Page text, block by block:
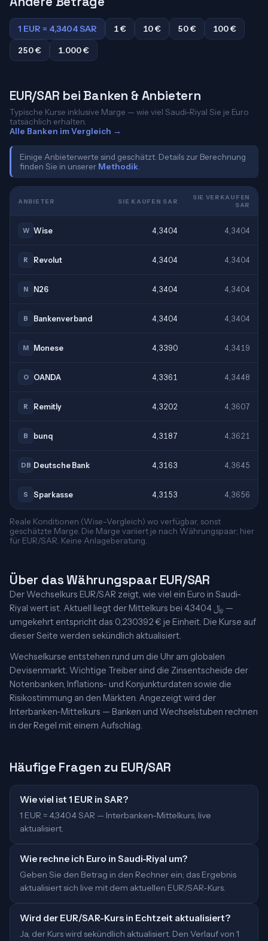
1 EUR = 4,3404 SAR 1 € 10 € 50 €
100 €
250 €
1.000 €
EUR/SAR bei Banken & Anbietern
Typische Kurse inklusive Marge — wie viel Saudi-Riyal Sie je Euro
tatsächlich erhalten.
Alle Banken im Vergleich →
Einige Anbieterwerte sind geschätzt. Details zur Berechnung
finden Sie in unserer Methodik
ANBIETER SIE KAUFEN SAR
SIE VERKAUFEN
SAR
W Wise 4,3404 4,3404
R Revolut 4,3404 4,3404
N N26 4,3404 4,3404
B Bankenverband 4,3404 4,3404
M Monese 4,3390 4,3419
O OANDA 4,3361 4,3448
R Remitly 4,3202 4,3607
B bunq 4,3187 4,3621
DB Deutsche Bank 4,3163 4,3645
S Sparkasse 4,3153 4,3656
Reale Konditionen (Wise-Vergleich) wo verfügbar, sonst
geschätzte Marge. Die Marge variiert je nach Währungspaar; hier
für EUR/SAR. Keine Anlageberatung.
Über das Währungspaar EUR/SAR
Der Wechselkurs EUR/SAR zeigt, wie viel ein Euro in Saudi-
Riyal wert ist. Aktuell liegt der Mittelkurs bei 4,3404 ﷼ —
umgekehrt entspricht das 0,230392 € je Einheit. Die Kurse auf
dieser Seite werden sekündlich aktualisiert.
Wechselkurse entstehen rund um die Uhr am globalen
Devisenmarkt. Wichtige Treiber sind die Zinsentscheide der
Notenbanken, Inflations- und Konjunkturdaten sowie die
Risikostimmung an den Märkten. Angezeigt wird der
Interbanken-Mittelkurs — Banken und Wechselstuben rechnen
in der Regel mit einem Aufschlag.
Häufige Fragen zu EUR/SAR
Wie viel ist 1 EUR in SAR?
1 EUR = 4,3404 SAR — Interbanken-Mittelkurs, live
aktualisiert.
Wie rechne ich Euro in Saudi-Riyal um?
Geben Sie den Betrag in den Rechner ein; das Ergebnis
aktualisiert sich live mit dem aktuellen EUR/SAR-Kurs.
Wird der EUR/SAR-Kurs in Echtzeit aktualisiert?
Ja, der Kurs wird sekündlich aktualisiert. Den Verlauf von 1